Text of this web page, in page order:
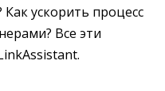
ускорить процесс
Все эти